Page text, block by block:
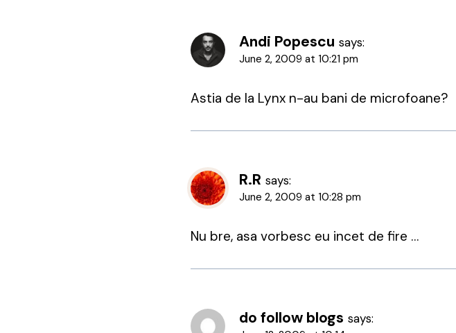
Andi Popescu says:
June 2, 2009 at 10:21 pm
Astia de la Lynx n-au bani de microfoane?
R.R says:
June 2, 2009 at 10:28 pm
Nu bre, asa vorbesc eu incet de fire …
do follow blogs says: